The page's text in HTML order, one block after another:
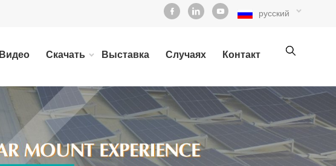
русский
Видео Скачать Выставка Случаях Контакт